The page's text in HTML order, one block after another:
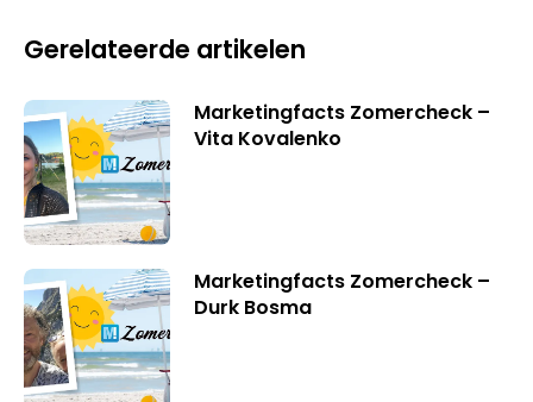
Gerelateerde artikelen
Marketingfacts Zomercheck –
Vita Kovalenko
Marketingfacts Zomercheck –
Durk Bosma